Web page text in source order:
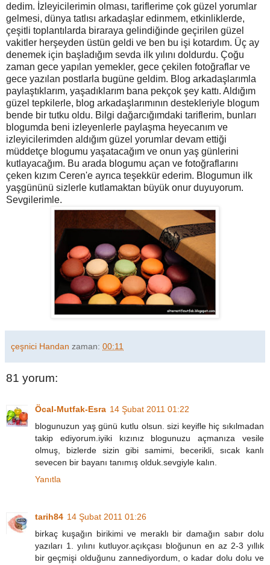
dedim. İzleyicilerimin olması, tariflerime çok güzel yorumlar
gelmesi, dünya tatlısı arkadaşlar edinmem, etkinliklerde,
çeşitli toplantılarda biraraya gelindiğinde geçirilen güzel
vakitler herşeyden üstün geldi ve ben bu işi kotardım. Üç ay
denemek için başladığım sevda ilk yılını doldurdu. Çoğu
zaman gece yapılan yemekler, gece çekilen fotoğraflar ve
gece yazılan postlarla bugüne geldim. Blog arkadaşlarımla
paylaştıklarım, yaşadıklarım bana pekçok şey kattı. Aldığım
güzel tepkilerle, blog arkadaşlarımının destekleriyle blogum
bende bir tutku oldu. Bilgi dağarcığımdaki tariflerim, bunları
blogumda beni izleyenlerle paylaşma heyecanım ve
izleyicilerimden aldığım güzel yorumlar devam ettiği
müddetçe blogumu yaşatacağım ve onun yaş günlerini
kutlayacağım. Bu arada blogumu açan ve fotoğraflarını
çeken kızım Ceren'e ayrıca teşekkür ederim. Blogumun ilk
yaşgününü sizlerle kutlamaktan büyük onur duyuyorum.
Sevgilerimle.
çeşnici Handan zaman: 00:11
81 yorum:
Öcal-Mutfak-Esra 14 Şubat 2011 01:22
blogunuzun yaş günü kutlu olsun. sizi keyifle hiç sıkılmadan
takip ediyorum.iyiki kızınız blogunuzu açmanıza vesile
olmuş, bizlerde sizin gibi samimi, becerikli, sıcak kanlı
sevecen bir bayanı tanımış olduk.sevgiyle kalın.
Yanıtla
tarih84 14 Şubat 2011 01:26
birkaç kuşağın birikimi ve meraklı bir damağın sabır dolu
yazıları 1. yılını kutluyor.açıkçası bloğunun en az 2-3 yıllık
bir geçmişi olduğunu zannediyordum, o kadar dolu dolu ve